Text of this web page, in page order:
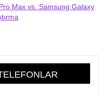
Max vs. Samsung Galaxy